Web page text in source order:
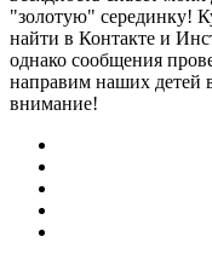
"золотую" серединку!
найти в Контакте и
однако сообщения
направим наших детей
внимание!